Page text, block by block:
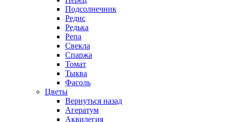
Подсолнечник
Редис
Редька
Репа
Свекла
Спаржа
Томат
Тыква
Фасоль
Цветы
Вернуться назад
Агератум
Аквилегия